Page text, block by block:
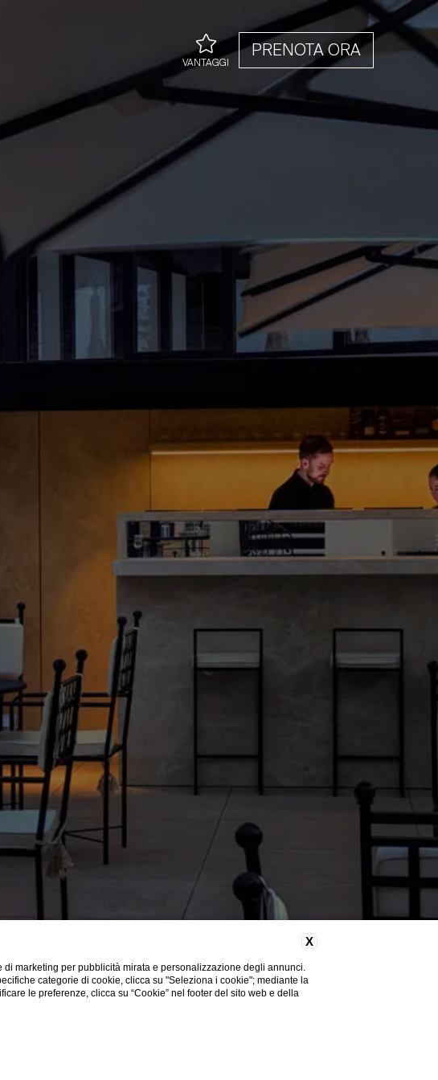
VANTAGGI
Possibilità di acquistare
una camera con terrazzo
dopo la selezione della
tipologia di riferimento
(Classic, Superior o Deluxe)
Miglior prezzo garantito
Early check-In previa
PRENOTA ORA
Palazzo
Camere
Terrazza
X
marketing per pubblicità mirata e personalizzazione degli annunci.
categorie di cookie, clicca su "Seleziona i cookie"; mediante la
le preferenze, clicca su “Cookie” nel footer del sito web e della